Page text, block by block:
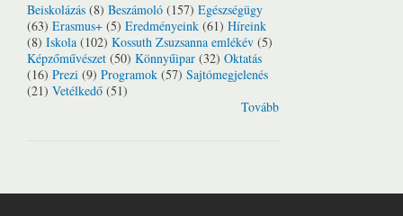
Beiskolázás (8) Beszámoló (157) Egészségügy
(63) Erasmus+ (5) Eredményeink (61) Híreink
(8) Iskola (102) Kossuth Zsuzsanna emlékév (5)
Képzőművészet (50) Könnyűipar (32) Oktatás
(16) Prezi (9) Programok (57) Sajtómegjelenés
(21) Vetélkedő (51)
Tovább